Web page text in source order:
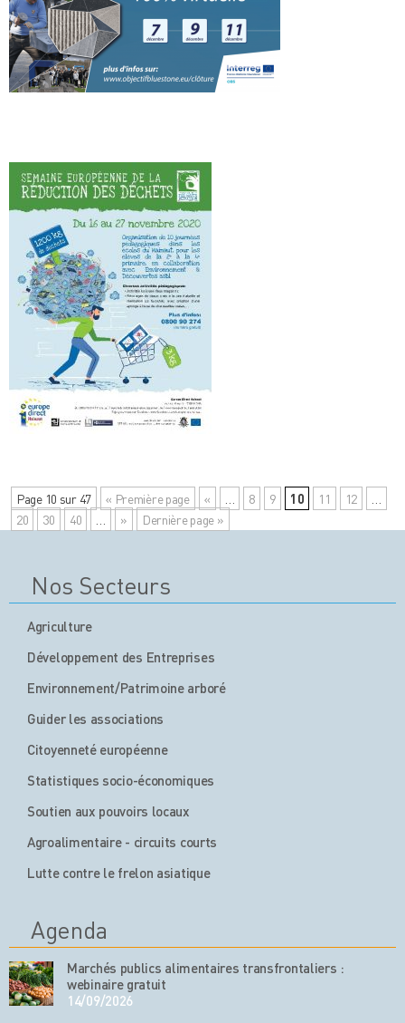
Page 10 sur 47 « Première page « 8 9 10 11 12
20
30 40 » Dernière page »
Nos Secteurs
Agriculture
Développement des Entreprises
Environnement/Patrimoine arboré
Guider les associations
Citoyenneté européenne
Statistiques socio-économiques
Soutien aux pouvoirs locaux
Agroalimentaire - circuits courts
Lutte contre le frelon asiatique
Agenda
Marchés publics alimentaires transfrontaliers :
webinaire gratuit
14/09/2026